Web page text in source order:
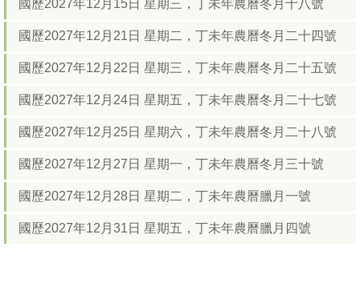
國歷2027年12月15日 星期三，丁未年農曆冬月十八號
國歷2027年12月21日 星期二，丁未年農曆冬月二十四號
國歷2027年12月22日 星期三，丁未年農曆冬月二十五號
國歷2027年12月24日 星期五，丁未年農曆冬月二十七號
國歷2027年12月25日 星期六，丁未年農曆冬月二十八號
國歷2027年12月27日 星期一，丁未年農曆冬月三十號
國歷2027年12月28日 星期二，丁未年農曆臘月一號
國歷2027年12月31日 星期五，丁未年農曆臘月四號